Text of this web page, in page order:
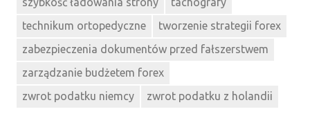
technikum ortopedyczne
tworzenie strategii forex
zabezpieczenia dokumentów przed fałszerstwem
zarządzanie budżetem forex
zwrot podatku niemcy
zwrot podatku z holandii